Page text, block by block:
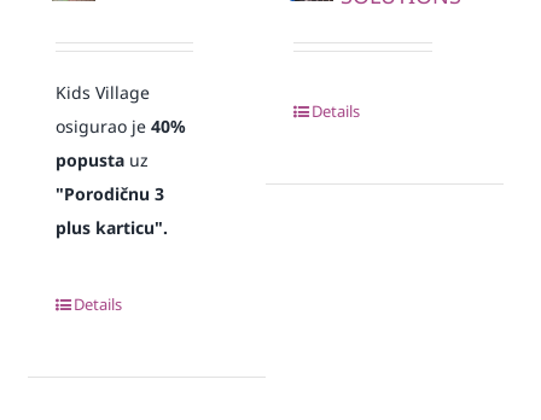
Kids Village
osigurao je40%
popustauz
"Porodičnu 3
plus karticu".
Details
Details